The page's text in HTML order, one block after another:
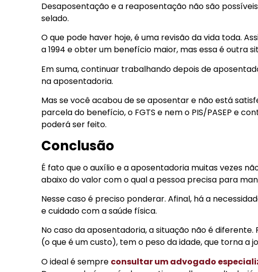
Desaposentação e a reaposentação não são
selado.
O que pode haver hoje, é uma revisão da vida toda.
a 1994 e obter um benefício maior, mas essa é outra
Em suma, continuar trabalhando depois de
na aposentadoria.
Mas se você acabou de se aposentar e não está
parcela do benefício, o FGTS e nem o PIS/PASEP e
poderá ser feito.
Conclusão
É fato que o auxílio e a aposentadoria muitas vezes
abaixo do valor com o qual a pessoa precisa para
Nesse caso é preciso ponderar. Afinal, há a
e cuidado com a saúde física.
No caso da aposentadoria, a situação não é
(o que é um custo), tem o peso da idade, que torna a
O ideal é sempre consultar um advogado